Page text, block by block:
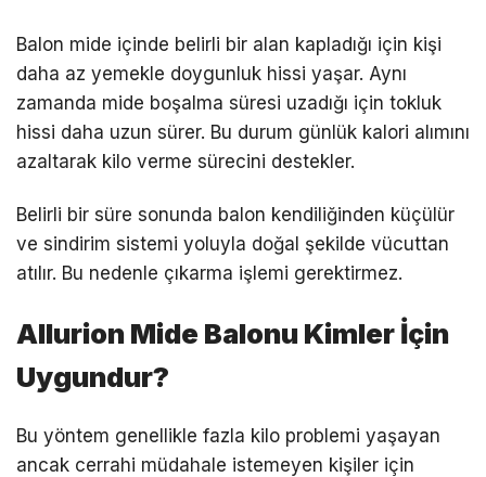
Balon mide içinde belirli bir alan kapladığı için kişi
daha az yemekle doygunluk hissi yaşar. Aynı
zamanda mide boşalma süresi uzadığı için tokluk
hissi daha uzun sürer. Bu durum günlük kalori alımını
azaltarak kilo verme sürecini destekler.
Belirli bir süre sonunda balon kendiliğinden küçülür
ve sindirim sistemi yoluyla doğal şekilde vücuttan
atılır. Bu nedenle çıkarma işlemi gerektirmez.
Allurion Mide Balonu Kimler İçin
Uygundur?
Bu yöntem genellikle fazla kilo problemi yaşayan
ancak cerrahi müdahale istemeyen kişiler için